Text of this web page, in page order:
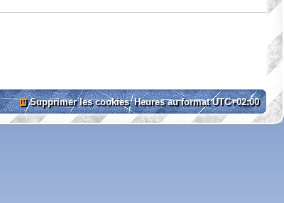
Heures au formatUTC+02:00
Supprimer les cookies